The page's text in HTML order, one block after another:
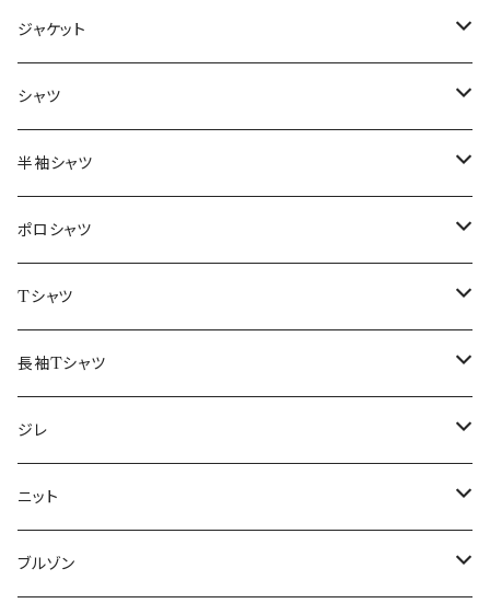
ジャケット
～44/S
46/M
48/L
50/XL～
シャツ
～44/S
46/M
48/L
50/XL～
半袖シャツ
～44/S
46/M
48/L
50/XL～
ポロシャツ
～44/S
46/M
48/L
50/XL～
Tシャツ
～44/S
46/M
48/L
50/XL～
長袖Tシャツ
～44/S
46/M
48/L
ジレ
～44/S
46/M
ニット
～44/S
ブルゾン